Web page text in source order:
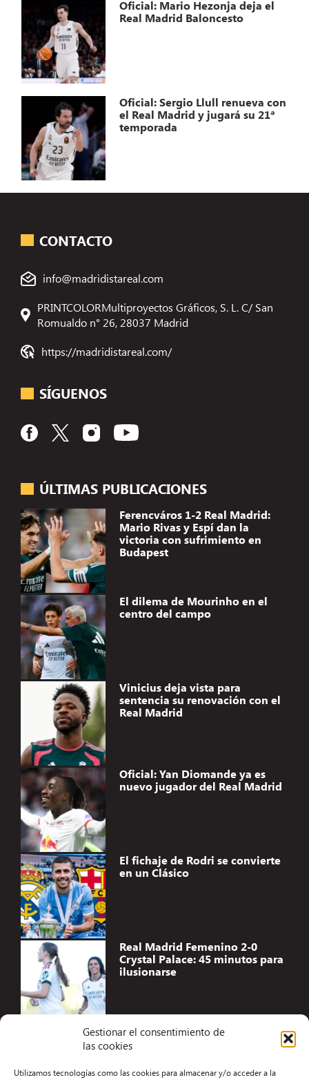
Gestionar el consentimiento de
las cookies
Utilizamos tecnologías como las cookies para almacenar y/o acceder a la
Oficial: Mario Hezonja deja el
Real Madrid Baloncesto
Oficial: Sergio Llull renueva con
el Real Madrid y jugará su 21ª
temporada
ÚLTIMAS PUBLICACIONES
Ferencváros 1-2 Real Madrid:
Mario Rivas y Espí dan la
victoria con sufrimiento en
Budapest
El dilema de Mourinho en el
centro del campo
Vinicius deja vista para
sentencia su renovación con el
Real Madrid
Oficial: Yan Diomande ya es
nuevo jugador del Real Madrid
El fichaje de Rodri se convierte
en un Clásico
Real Madrid Femenino 2-0
Crystal Palace: 45 minutos para
ilusionarse
CONTACTO
info@madridistareal.com
PRINTCOLORMultiproyectos Gráficos, S. L. C/ San
Romualdo n° 26, 28037 Madrid
https://madridistareal.com/
SÍGUENOS